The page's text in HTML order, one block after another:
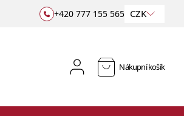
+420 777 155 565 CZK
Nákupní košík